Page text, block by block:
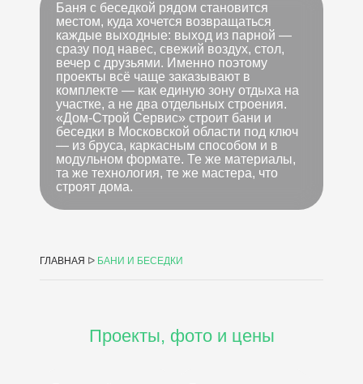
Баня с беседкой рядом становится
местом, куда хочется возвращаться
каждые выходные: выход из парной —
сразу под навес, свежий воздух, стол,
вечер с друзьями. Именно поэтому
проекты всё чаще заказывают в
комплекте — как единую зону отдыха на
участке, а не два отдельных строения.
«Дом-Строй Сервис» строит бани и
беседки в Московской области под ключ
— из бруса, каркасным способом и в
модульном формате. Те же материалы,
та же технология, те же мастера, что
строят дома.
ГЛАВНАЯ ᐅ БАНИ И БЕСЕДКИ
Проекты, фото и цены